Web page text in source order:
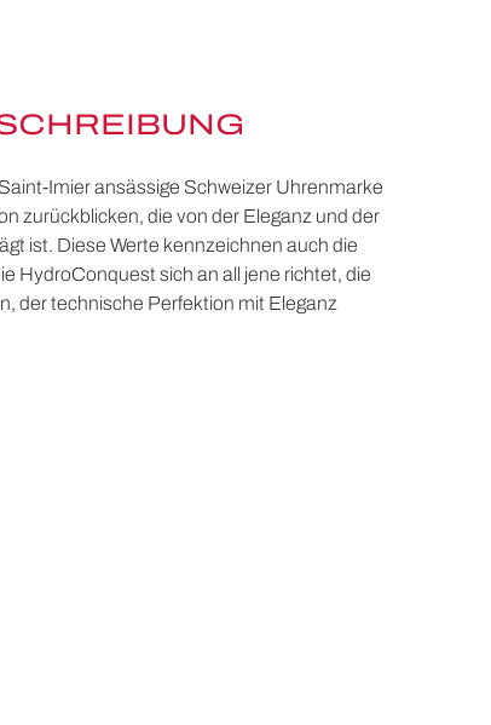
Imier ansässige Schweizer Uhrenmarke
zurückblicken, die von der Eleganz und der
ist. Diese Werte kennzeichnen auch die
HydroConquest sich an all jene richtet, die
der technische Perfektion mit Eleganz